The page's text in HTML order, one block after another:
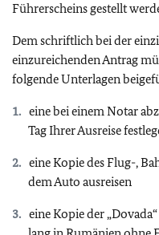
Führerscheins gestellt
Dem schriftlich bei der
einzureichenden Antrag
folgende Unterlagen
eine bei einem Notar
Tag Ihrer Ausreise
eine Kopie des Flug-,
dem Auto ausreisen
eine Kopie der